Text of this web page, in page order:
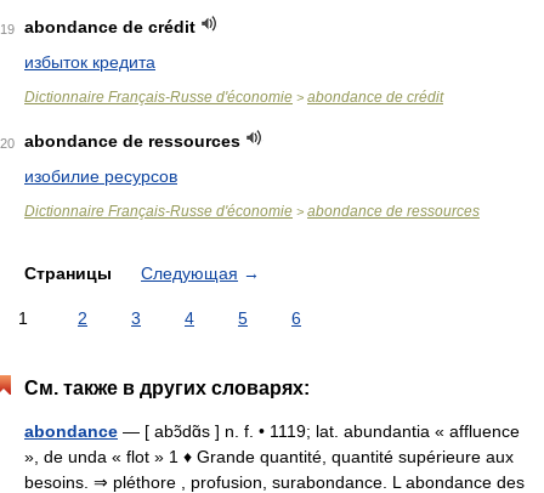
19
abondance de crédit
избыток кредита
Dictionnaire Français-Russe d'économie > abondance de crédit
20
abondance de ressources
изобилие ресурсов
Dictionnaire Français-Russe d'économie > abondance de ressources
Страницы Следующая →
1 2 3 4 5 6
См. также в других словарях:
abondance — [ abɔ̃dɑ̃s ] n. f. • 1119; lat. abundantia « affluence
», de unda « flot » 1 ♦ Grande quantité, quantité supérieure aux
besoins. ⇒ pléthore , profusion, surabondance. L abondance des